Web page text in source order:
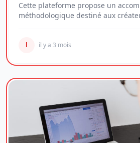
Cette plateforme propose un
méthodologique destiné aux
l il y a 3 mois